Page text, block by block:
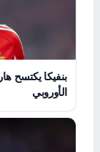
الأوروبي